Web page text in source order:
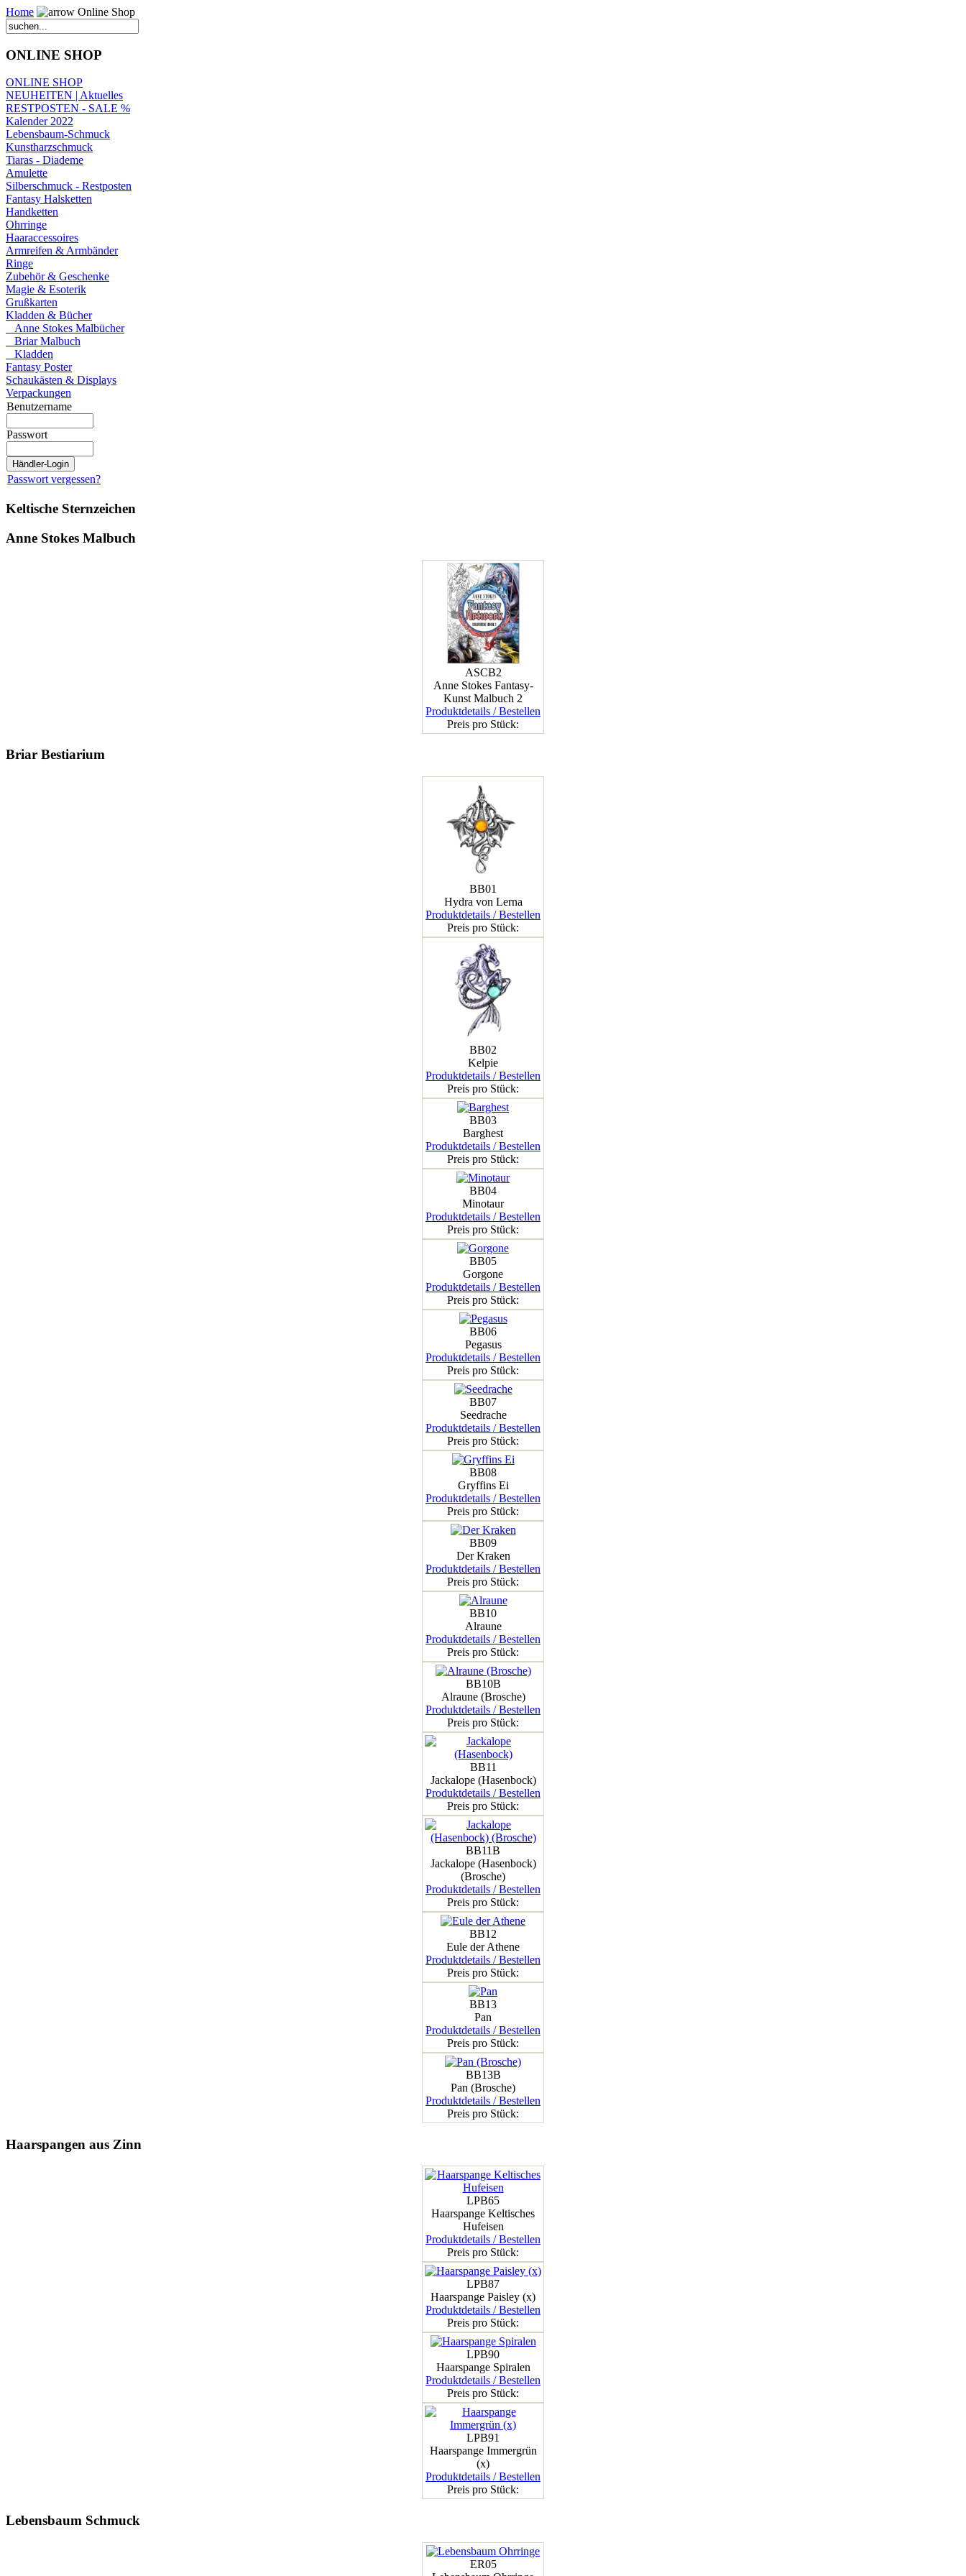
Home Online Shop
ONLINE SHOP
ONLINE SHOP
NEUHEITEN | Aktuelles
RESTPOSTEN - SALE %
Kalender 2022
Lebensbaum-Schmuck
Kunstharzschmuck
Tiaras - Diademe
Amulette
Silberschmuck - Restposten
Fantasy Halsketten
Handketten
Ohrringe
Haaraccessoires
Armreifen & Armbänder
Ringe
Zubehör & Geschenke
Magie & Esoterik
Grußkarten
Kladden & Bücher
Anne Stokes Malbücher
Briar Malbuch
Kladden
Fantasy Poster
Schaukästen & Displays
Verpackungen
Benutzername
Passwort
Passwort vergessen?
Keltische Sternzeichen
Anne Stokes Malbuch
ASCB2
Anne Stokes Fantasy-
Kunst Malbuch 2
Produktdetails / Bestellen
Preis pro Stück:
Briar Bestiarium
BB01
Hydra von Lerna
Produktdetails / Bestellen
Preis pro Stück:
BB02
Kelpie
Produktdetails / Bestellen
Preis pro Stück:
BB03
Barghest
Produktdetails / Bestellen
Preis pro Stück:
BB04
Minotaur
Produktdetails / Bestellen
Preis pro Stück:
BB05
Gorgone
Produktdetails / Bestellen
Preis pro Stück:
BB06
Pegasus
Produktdetails / Bestellen
Preis pro Stück:
BB07
Seedrache
Produktdetails / Bestellen
Preis pro Stück:
BB08
Gryffins Ei
Produktdetails / Bestellen
Preis pro Stück:
BB09
Der Kraken
Produktdetails / Bestellen
Preis pro Stück:
BB10
Alraune
Produktdetails / Bestellen
Preis pro Stück:
BB10B
Alraune (Brosche)
Produktdetails / Bestellen
Preis pro Stück:
BB11
Jackalope (Hasenbock)
Produktdetails / Bestellen
Preis pro Stück:
BB11B
Jackalope (Hasenbock)
(Brosche)
Produktdetails / Bestellen
Preis pro Stück:
BB12
Eule der Athene
Produktdetails / Bestellen
Preis pro Stück:
BB13
Pan
Produktdetails / Bestellen
Preis pro Stück:
BB13B
Pan (Brosche)
Produktdetails / Bestellen
Preis pro Stück:
Haarspangen aus Zinn
LPB65
Haarspange Keltisches
Hufeisen
Produktdetails / Bestellen
Preis pro Stück:
LPB87
Haarspange Paisley (x)
Produktdetails / Bestellen
Preis pro Stück:
LPB90
Haarspange Spiralen
Produktdetails / Bestellen
Preis pro Stück:
LPB91
Haarspange Immergrün
(x)
Produktdetails / Bestellen
Preis pro Stück:
Lebensbaum Schmuck
ER05